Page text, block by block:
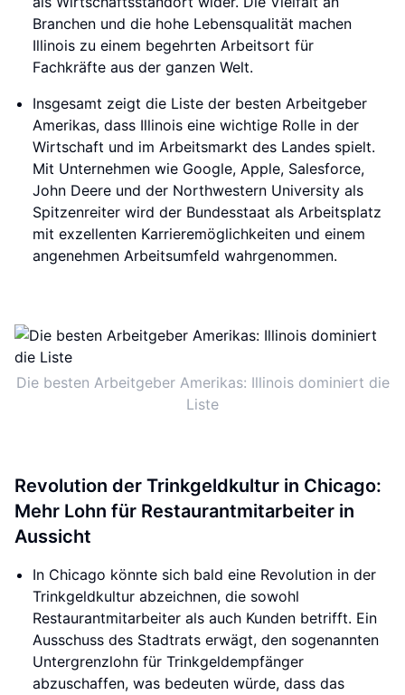
Branchen und die hohe Lebensqualität machen
Illinois zu einem begehrten Arbeitsort für
Fachkräfte aus der ganzen Welt.
Insgesamt zeigt die Liste der besten Arbeitgeber
Amerikas, dass Illinois eine wichtige Rolle in der
Wirtschaft und im Arbeitsmarkt des Landes spielt.
Mit Unternehmen wie Google, Apple, Salesforce,
John Deere und der Northwestern University als
Spitzenreiter wird der Bundesstaat als Arbeitsplatz
mit exzellenten Karrieremöglichkeiten und einem
angenehmen Arbeitsumfeld wahrgenommen.
Die besten Arbeitgeber Amerikas: Illinois dominiert die
Liste
Revolution der Trinkgeldkultur in Chicago:
Mehr Lohn für Restaurantmitarbeiter in
Aussicht
In Chicago könnte sich bald eine Revolution in der
Trinkgeldkultur abzeichnen, die sowohl
Restaurantmitarbeiter als auch Kunden betrifft. Ein
Ausschuss des Stadtrats erwägt, den sogenannten
Untergrenzlohn für Trinkgeldempfänger
abzuschaffen, was bedeuten würde, dass das